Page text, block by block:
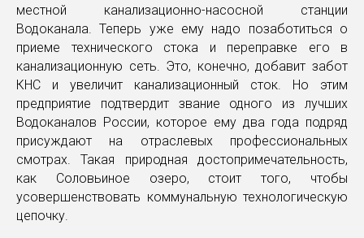
местной канализационно-насосной станции
Водоканала. Теперь уже ему надо позаботиться о
приеме технического стока и переправке его в
канализационную сеть. Это, конечно, добавит забот
КНС и увеличит канализационный сток. Но этим
предприятие подтвердит звание одного из лучших
Водоканалов России, которое ему два года подряд
присуждают на отраслевых профессиональных
смотрах. Такая природная достопримечательность,
как Соловьиное озеро, стоит того, чтобы
усовершенствовать коммунальную технологическую
цепочку.